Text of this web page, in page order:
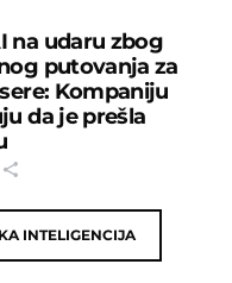
na udaru zbog
putovanja za
Kompaniju
da je prešla
INTELIGENCIJA